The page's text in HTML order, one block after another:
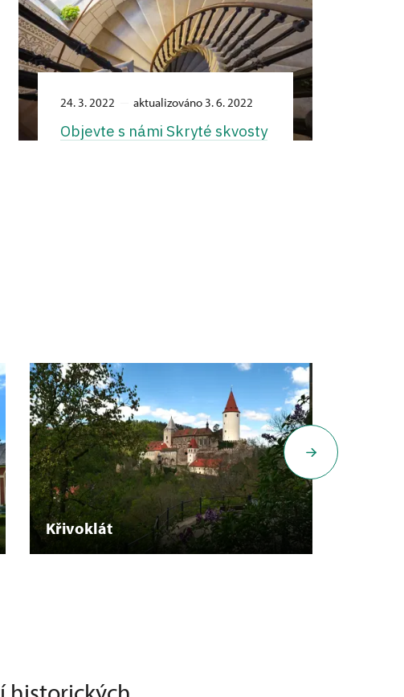
24. 3. 2022 aktualizováno 3. 6. 2022
Objevte s námi Skryté skvosty
Křivoklát